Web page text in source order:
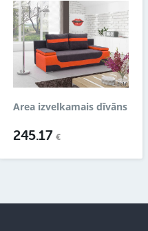
Area izvelkamais dīvāns
245.17€